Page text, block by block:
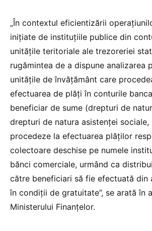
„În contextul eficientizării
inițiate de instituțiile publice din
unitățile teritoriale ale trezoreriei
rugămintea de a dispune analizarea
unitățile de învățământ care
efectuarea de plăți în conturile
beneficiar de sume (drepturi de
drepturi de natura asistenței sociale,
procedeze la efectuarea plăților
colectoare deschise pe numele
bănci comerciale, urmând ca
către beneficiari să fie efectuată din
în condiții de gratuitate”, se arată în
Ministerului Finanțelor.